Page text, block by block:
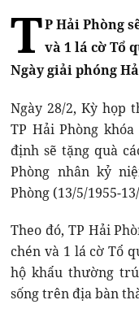
TP Hải Phòng
và 1 lá cờ Tổ
Ngày giải phóng
Ngày 28/2, Kỳ họp
TP Hải Phòng
định sẽ tặng quà
Phòng nhân kỷ
Phòng (13/5/1955-
Theo đó, TP Hải
chén và 1 lá cờ Tổ
hộ khẩu thường
sống trên địa bàn